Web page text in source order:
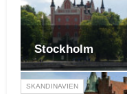
Stockholm
SKANDINAVIEN